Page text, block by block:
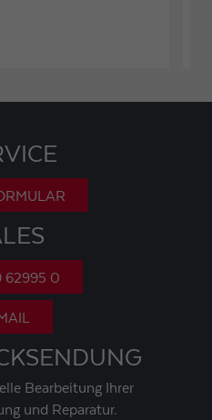
62995 0
Bearbeitung Ihrer
und Reparatur.